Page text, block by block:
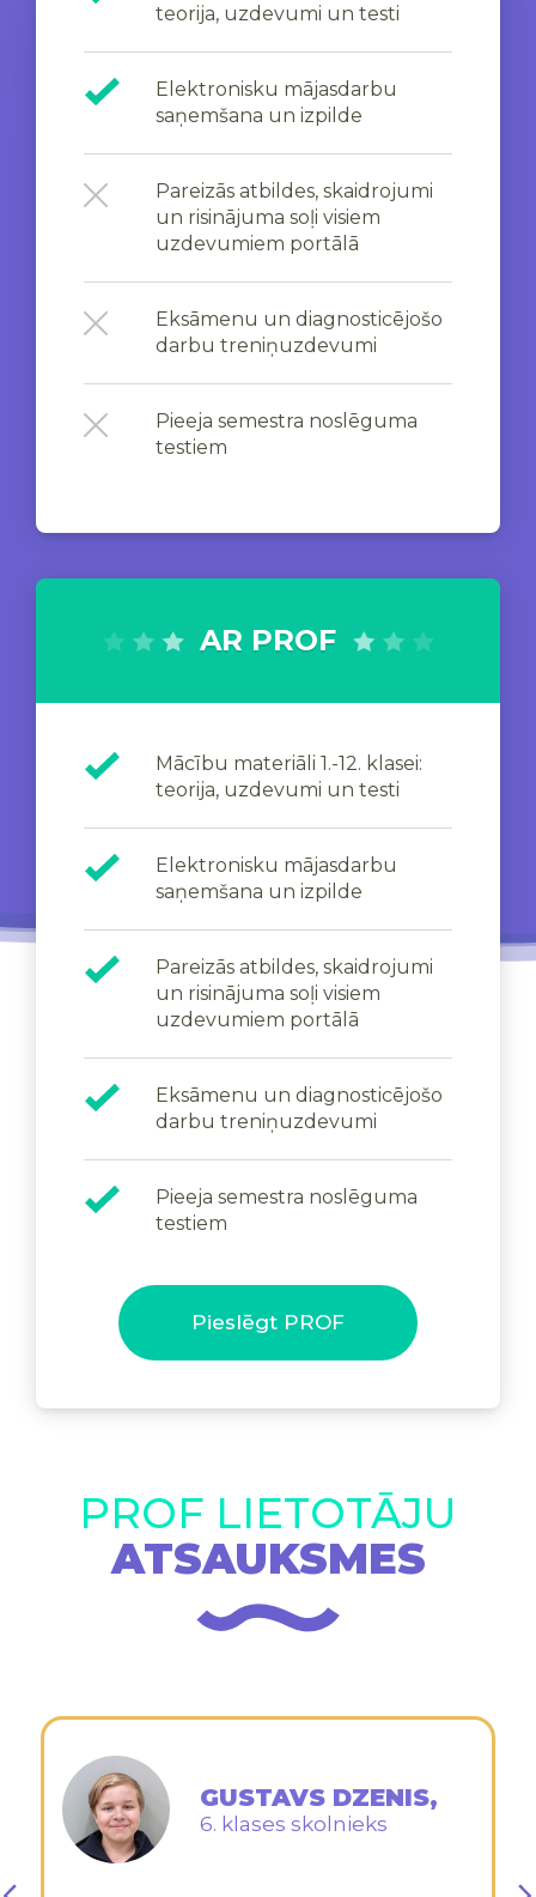
teorija, uzdevumi un testi
Elektronisku mājasdarbu
saņemšana un izpilde
Pareizās atbildes, skaidrojumi
un risinājuma soļi visiem
uzdevumiem portālā
Eksāmenu un diagnosticējošo
darbu treniņuzdevumi
Pieeja semestra noslēguma
testiem
AR PROF
Mācību materiāli 1.-12. klasei:
teorija, uzdevumi un testi
Elektronisku mājasdarbu
saņemšana un izpilde
Pareizās atbildes, skaidrojumi
un risinājuma soļi visiem
uzdevumiem portālā
Eksāmenu un diagnosticējošo
darbu treniņuzdevumi
Pieeja semestra noslēguma
testiem
Pieslēgt PROF
PROF LIETOTĀJU
ATSAUKSMES
GUSTAVS DZENIS,
6. klases skolnieks